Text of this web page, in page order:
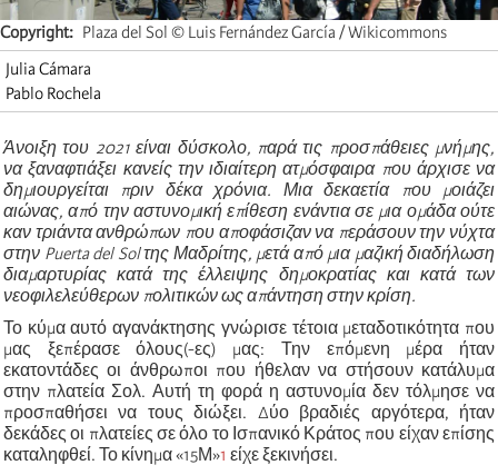
Copyright
Plaza del Sol © Luis Fernández García / Wikicommons
Julia Cámara
Pablo Rochela
Άνοιξη του 2021 είναι δύσκολο, παρά τις προσπάθειες μνήμης,
να ξαναφτιάξει κανείς την ιδιαίτερη ατμόσφαιρα που άρχισε να
δημιουργείται πριν δέκα χρόνια. Μια δεκαετία που μοιάζει
αιώνας, από την αστυνομική επίθεση ενάντια σε μια ομάδα ούτε
καν τριάντα ανθρώπων που αποφάσιζαν να περάσουν την νύχτα
στην Puerta del Sol της Μαδρίτης, μετά από μια μαζική διαδήλωση
διαμαρτυρίας κατά της έλλειψης δημοκρατίας και κατά των
νεοφιλελεύθερων πολιτικών ως απάντηση στην κρίση.
Το κύμα αυτό αγανάκτησης γνώρισε τέτοια μεταδοτικότητα που
μας ξεπέρασε όλους(-ες) μας: Την επόμενη μέρα ήταν
εκατοντάδες οι άνθρωποι που ήθελαν να στήσουν κατάλυμα
στην πλατεία Σολ. Αυτή τη φορά η αστυνομία δεν τόλμησε να
προσπαθήσει να τους διώξει. Δύο βραδιές αργότερα, ήταν
δεκάδες οι πλατείες σε όλο το Ισπανικό Κράτος που είχαν επίσης
καταληφθεί. Το κίνημα«15Μ»1 είχε ξεκινήσει.